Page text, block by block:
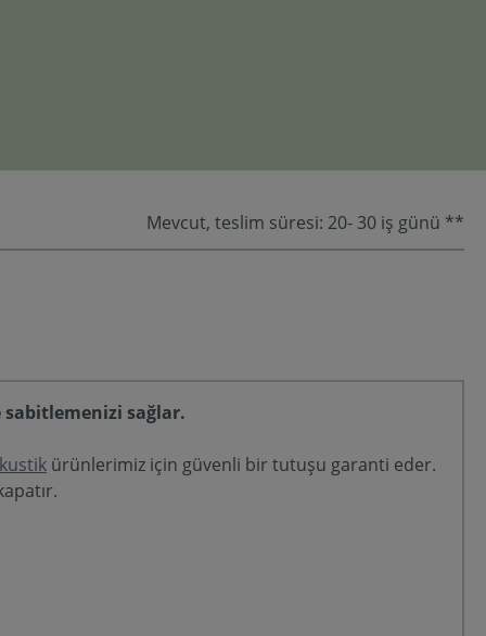
Mevcut, teslim süresi: 20- 30 iş günü **
sabitlemenizi sağlar.
ürünlerimiz için güvenli bir tutuşu garanti eder.